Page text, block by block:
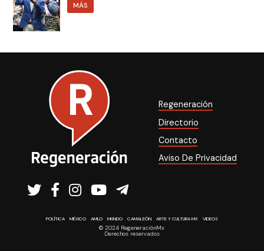
MÁS
Regeneración
Directorio
Contacto
Aviso De Privacidad
POLÍTICA MÉXICO AMLO MUNDO CAMALEÓN ARTE Y CULTURA MX VIDEOS
© 2024 RegeneraciónMx
Derechos reservados